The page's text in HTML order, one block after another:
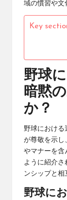
域の慣習や文
Key
野球
暗黙
か？
野球における
が尊敬を示し
やマナーを含
ように紹介さ
ンシップと相
野球に